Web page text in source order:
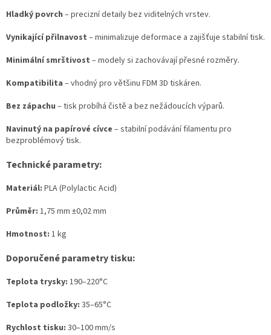
Hladký povrch – precizní detaily bez viditelných vrstev.
Vynikající přilnavost – minimalizuje deformace a zajišťuje stabilní tisk.
Minimální smrštivost – modely si zachovávají přesné rozměry.
Kompatibilita – vhodný pro většinu FDM 3D tiskáren.
Bez zápachu – tisk probíhá čistě a bez nežádoucích výparů.
Navinutý na papírové cívce – stabilní podávání filamentu pro
bezproblémový tisk.
Technické parametry:
Materiál: PLA (Polylactic Acid)
Průměr: 1,75 mm ±0,02 mm
Hmotnost: 1 kg
Doporučené parametry tisku:
Teplota trysky: 190–220°C
Teplota podložky: 35–65°C
Rychlost tisku: 30–100 mm/s